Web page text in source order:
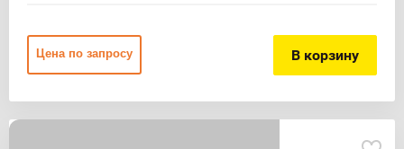
Цена по запросу В корзину